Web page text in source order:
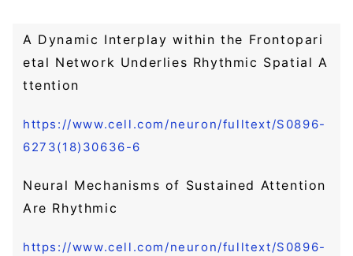
A Dynamic Interplay within the Frontopari
etal Network Underlies Rhythmic Spatial A
ttention
https://www.cell.com/neuron/fulltext/S0896-
6273(18)30636-6
Neural Mechanisms of Sustained Attention
Are Rhythmic
https://www.cell.com/neuron/fulltext/S0896-